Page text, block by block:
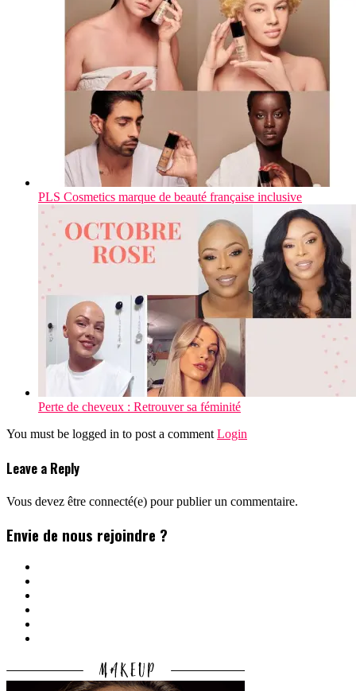
PLS Cosmetics marque de beauté française inclusive
Perte de cheveux : Retrouver sa féminité
You must be logged in to post a comment Login
Leave a Reply
Vous devez être connecté(e) pour publier un commentaire.
Envie de nous rejoindre ?